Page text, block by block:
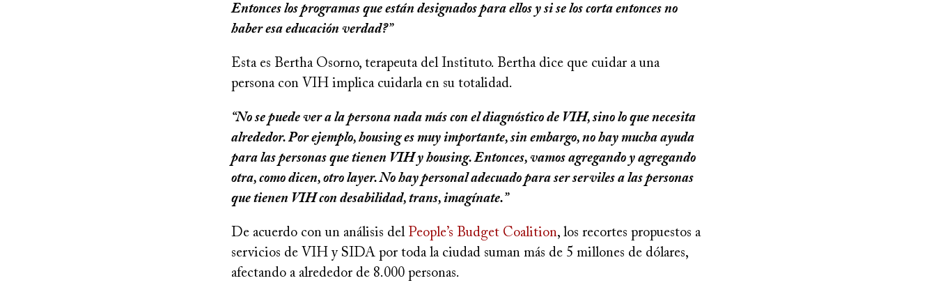
Entonces los programas que están designados para ellos y si se los corta entonces no
haber esa educación verdad?”
Esta es Bertha Osorno, terapeuta del Instituto. Bertha dice que cuidar a una
persona con VIH implica cuidarla en su totalidad.
“No se puede ver a la persona nada más con el diagnóstico de VIH, sino lo que necesita
alrededor. Por ejemplo, housing es muy importante, sin embargo, no hay mucha ayuda
para las personas que tienen VIH y housing. Entonces, vamos agregando y agregando
otra, como dicen, otro layer. No hay personal adecuado para ser serviles a las personas
que tienen VIH con desabilidad, trans, imagínate.”
De acuerdo con un análisis del People’s Budget Coalition, los recortes propuestos a
servicios de VIH y SIDA por toda la ciudad suman más de 5 millones de dólares,
afectando a alrededor de 8.000 personas.